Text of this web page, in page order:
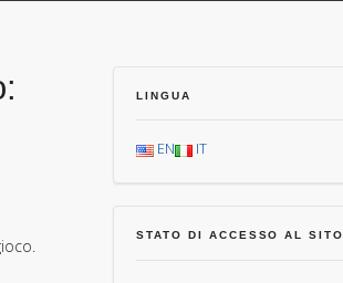
LINGUA
EN IT
STATO DI ACCESSO AL SITO